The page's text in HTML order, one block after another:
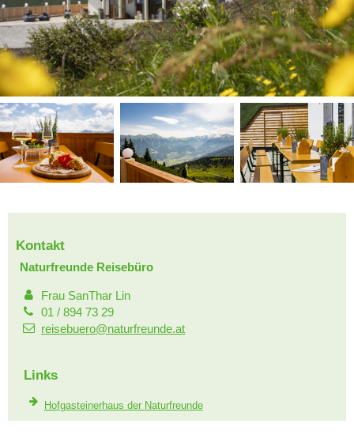
Kontakt
Naturfreunde Reisebüro
Frau SanThar Lin
01 / 894 73 29
reisebuero@naturfreunde.at
Links
Hofgasteinerhaus der Naturfreunde